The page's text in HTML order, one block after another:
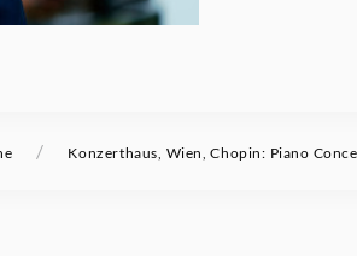
/ Konzerthaus, Wien, Chopin: Piano